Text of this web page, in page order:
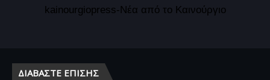
kainourgiopress-Νέα από το Καινούργιο
ΔΙΑΒΆΣΤΕ ΕΠΊΣΗΣ